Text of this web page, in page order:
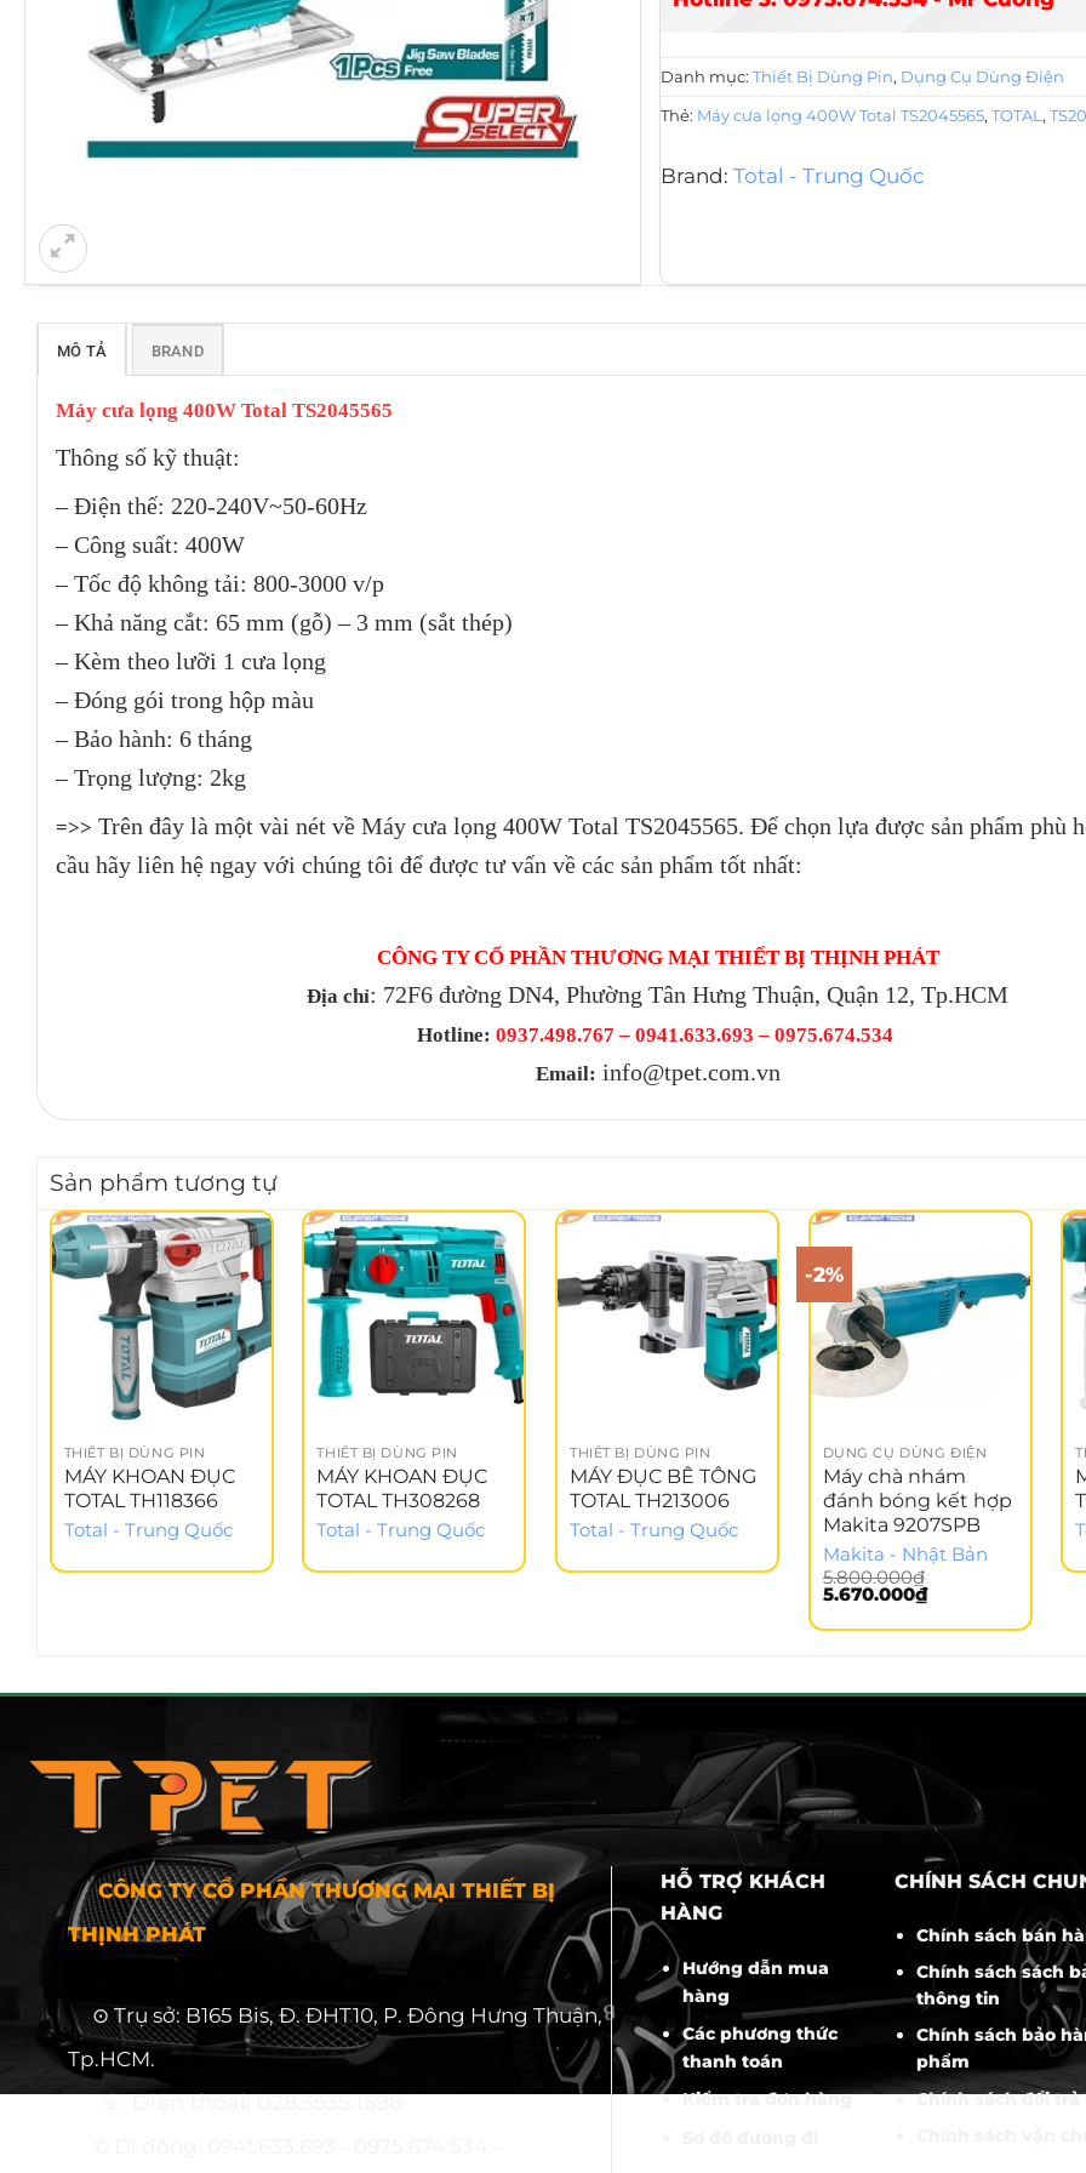
Danh mục:Thiết Bị Dùng Pin, Dụng Cụ Dùng Điện
Thẻ: Máy cưa lọng 400W Total TS2045565,TOTAL ,
Brand: Total - Trung Quốc
MÔ TẢ BRAND
Máy cưa lọng 400W Total TS2045565
Thông số kỹ thuật:
– Điện thế: 220-240V~50-60Hz
– Công suất: 400W
– Tốc độ không tải: 800-3000 v/p
– Khả năng cắt: 65 mm (gỗ) – 3 mm (sắt thép)
– Kèm theo lưỡi 1 cưa lọng
– Đóng gói trong hộp màu
– Bảo hành: 6 tháng
– Trọng lượng: 2kg
=>> Trên đây là một vài nét về Máy cưa lọng 400W Total TS2045565. Để chọn lựa được sản phẩm phù
cầu hãy liên hệ ngay với chúng tôi để được tư vấn về các sản phẩm tốt nhất:
CÔNG TY CỔ PHẦN THƯƠNG MẠI THIẾT BỊ THỊNH PHÁT
Địa chỉ: 72F6 đường DN4, Phường Tân Hưng Thuận, Quận 12, Tp.HCM
Hotline: 0937.498.767 – 0941.633.693 –0975.674.534
Email: info@tpet.com.vn
Sản phẩm tương tự
THIẾT BỊ DÙNG PIN
MÁY KHOAN ĐỤC
TOTAL TH118366
Total - Trung Quốc
THIẾT BỊ DÙNG PIN
MÁY KHOAN ĐỤC
TOTAL TH308268
Total - Trung Quốc
THIẾT BỊ DÙNG PIN
MÁY ĐỤC BÊ TÔNG
TOTAL TH213006
Total - Trung Quốc
-2%
DỤNG CỤ DÙNG ĐIỆN
Máy chà nhám
đánh bóng kết hợp
Makita 9207SPB
Makita - Nhật Bản
5.800.000₫
Giá
là:
5.670.000₫Giá
hiện
tại
CÔNG TY CỔ PHẦN THƯƠNG MẠI THIẾT BỊ
THỊNH PHÁT
⊙ Trụ sở: B165 Bis, Đ. ĐHT10, P. Đông Hưng Thuận,
Tp.HCM.
☏ Điện thoại: 028.3535.1596
HỖ TRỢ KHÁCH
HÀNG
Hướng dẫn mua
hàng
Các phương thức
thanh toán
Kiểm tra đơn hàng
CHÍNH SÁCH
Chính sách bán
Chính sách sách
thông tin
Chính sách bảo
phẩm
Chính sách đổi trả